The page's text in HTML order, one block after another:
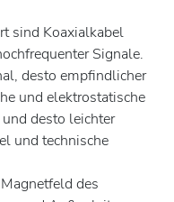
sind Koaxialkabel
Signale.
desto empfindlicher
und elektrostatische
desto leichter
und technische
des